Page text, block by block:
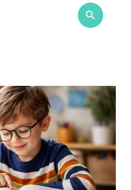
search